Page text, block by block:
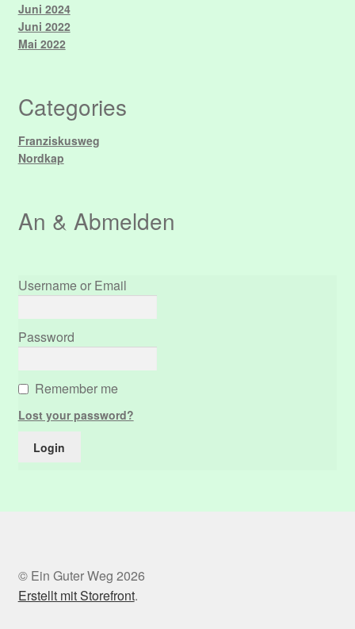
Juni 2024
Juni 2022
Mai 2022
Categories
Franziskusweg
Nordkap
An & Abmelden
Username or Email
Password
Remember me
Lost your password?
© Ein Guter Weg 2026
Erstellt mit Storefront.